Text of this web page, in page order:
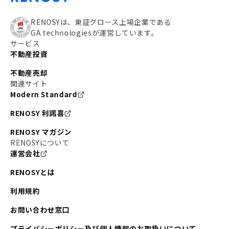
RENOSYは、東証グロース上場企業である
GA technologiesが運営しています。
サービス
不動産投資
不動産売却
関連サイト
Modern Standard
RENOSY 利諾喜
RENOSY マガジン
RENOSYについて
運営会社
RENOSYとは
利用規約
お問い合わせ窓口